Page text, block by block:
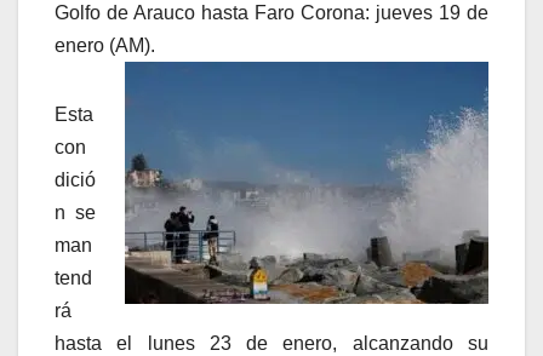
Golfo de Arauco hasta Faro Corona: jueves 19 de
enero (AM).
Esta
con
dició
n se
man
tend
rá
hasta el lunes 23 de enero, alcanzando su